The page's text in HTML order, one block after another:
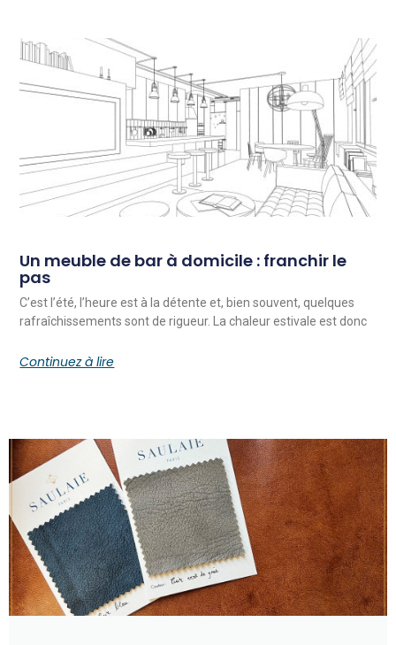
Un meuble de bar à domicile : franchir le
pas
C’est l’été, l’heure est à la détente et, bien souvent, quelques
rafraîchissements sont de rigueur. La chaleur estivale est donc
Continuez à lire